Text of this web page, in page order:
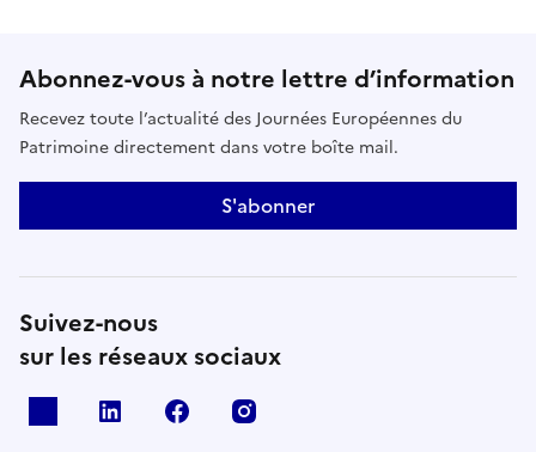
Abonnez-vous à notre lettre d’information
Recevez toute l’actualité des Journées Européennes du
Patrimoine directement dans votre boîte mail.
S'abonner
Suivez-nous
sur les réseaux sociaux
Linkedin Facebook